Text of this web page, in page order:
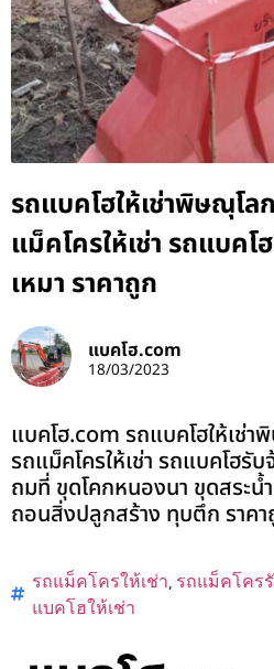
รถแบคโฮให้เช่าพิษณุโ
แม็คโครให้เช่า รถแบคโ
เหมา ราคาถูก
แบคโฮ.com
18/03/2023
แบคโฮ.com รถแบคโฮให้เช่
รถแม็คโครให้เช่า รถแบคโฮรั
ถมที่ ขุดโคกหนองนา ขุดสระน้
ถอนสิ่งปลูกสร้าง ทุบตึก ราคา
รถแม็คโครให้เช่า, รถแม็คโคร
แบคโฮให้เช่า